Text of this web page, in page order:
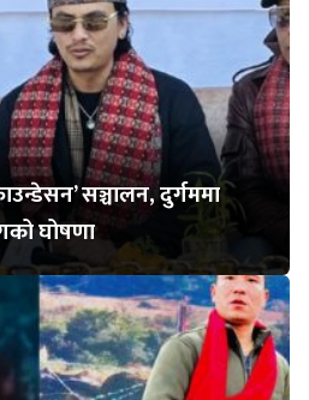
सञ्चालन, दुर्गममा
घोषणा